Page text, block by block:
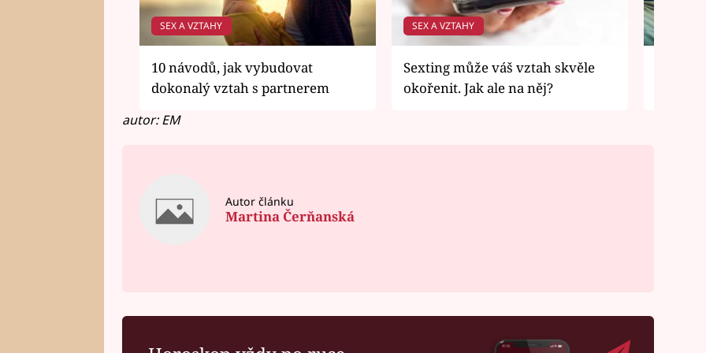
SEX A VZTAHY
10 návodů, jak vybudovat
dokonalý vztah s partnerem
SEX A VZTAHY
Sexting může váš vztah skvěle
okořenit. Jak ale na něj?
autor: EM
Autor článku
Martina Čerňanská